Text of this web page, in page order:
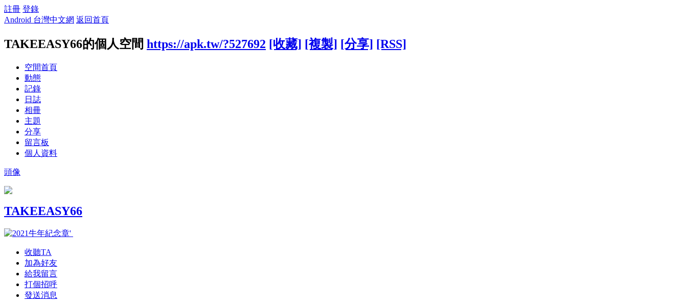
註冊 登錄
Android 台灣中文網 返回首頁
TAKEEASY66的個人空間 https://apk.tw/?527692 [收藏] [複製] [分享] [RSS]
空間首頁
動態
記錄
日誌
相冊
主題
分享
留言板
個人資料
頭像
TAKEEASY66
收聽TA
加為好友
給我留言
打個招呼
發送消息